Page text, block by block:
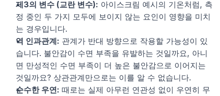
제3의 변수 (교란 변수): 아이스크림 예시의 기온처럼, 측
정 중인 두 가지 모두에 보이지 않는 요인이 영향을 미치
는 경우입니다.
역 인과관계: 관계가 반대 방향으로 작용할 가능성이 있
습니다. 불안감이 수면 부족을 유발하는 것일까요, 아니
면 만성적인 수면 부족이 더 높은 불안감으로 이어지는
것일까요? 상관관계만으로는 이를 알 수 없습니다.
순수한 우연: 때로는 실제 아무런 연관성 없이 우연히 무